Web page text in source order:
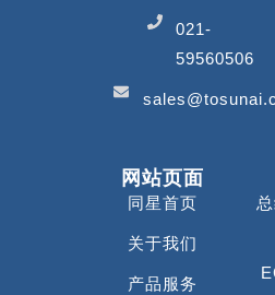
021-
59560506
网站页面
同星首页
关于我们
产品服务